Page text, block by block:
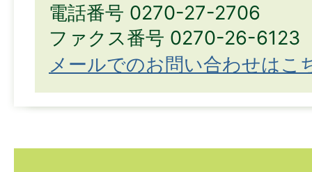
電話番号 0270-27-2706
ファクス番号 0270-26-6123
メールでのお問い合わせはこ